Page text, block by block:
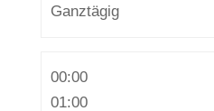
Ganztägig
00:00
01:00